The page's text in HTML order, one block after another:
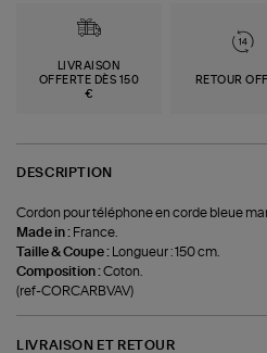
LIVRAISON
OFFERTE DÈS 150
€
RETOUR
DESCRIPTION
Cordon pour téléphone en corde bleue
Made in : France.
Taille & Coupe :
Longueur : 150 cm.
Composition :Coton.
(ref-CORCARBVAV)
LIVRAISON ET RETOUR